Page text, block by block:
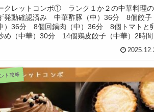
クレットコンボ① ランク１か２の中華料理
発動確認済み 中華酢豚（中）36分 8個餃子
）36分 8個回鍋肉（中）36分 8個トマトと
め（中華）30分 14個鶏皮餃子（中華）2時
ト攻略